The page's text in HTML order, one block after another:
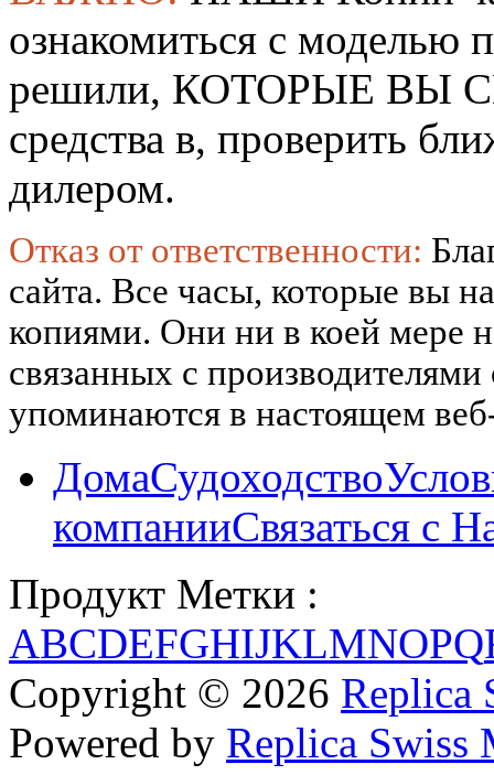
ознакомиться с
решили, КОТОРЫЕ ВЫ
средства в, проверить
дилером.
Отказ от ответственности:
сайта. Все часы, которые вы
копиями. Они ни в коей мере
связанных с
упоминаются в настоящем
ДомаСудоходство
компанииСвязаться с
Продукт Метки :
ABCDEFGHIJKLMNOPQ
Copyright © 2026 Replica
Powered by Replica Swiss